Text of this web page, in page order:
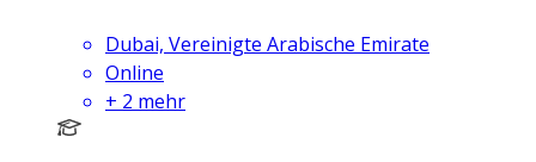
Dubai, Vereinigte Arabische Emirate
Online
+ 2 mehr